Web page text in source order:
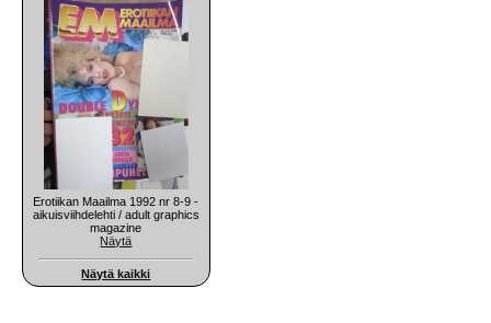
Erotiikan Maailma 1992 nr 8-9 -
aikuisviihdelehti / adult graphics
magazine
Näytä
Näytä kaikki